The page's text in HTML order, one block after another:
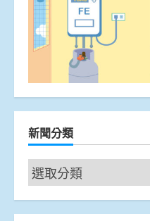
新聞分類
新
聞
分